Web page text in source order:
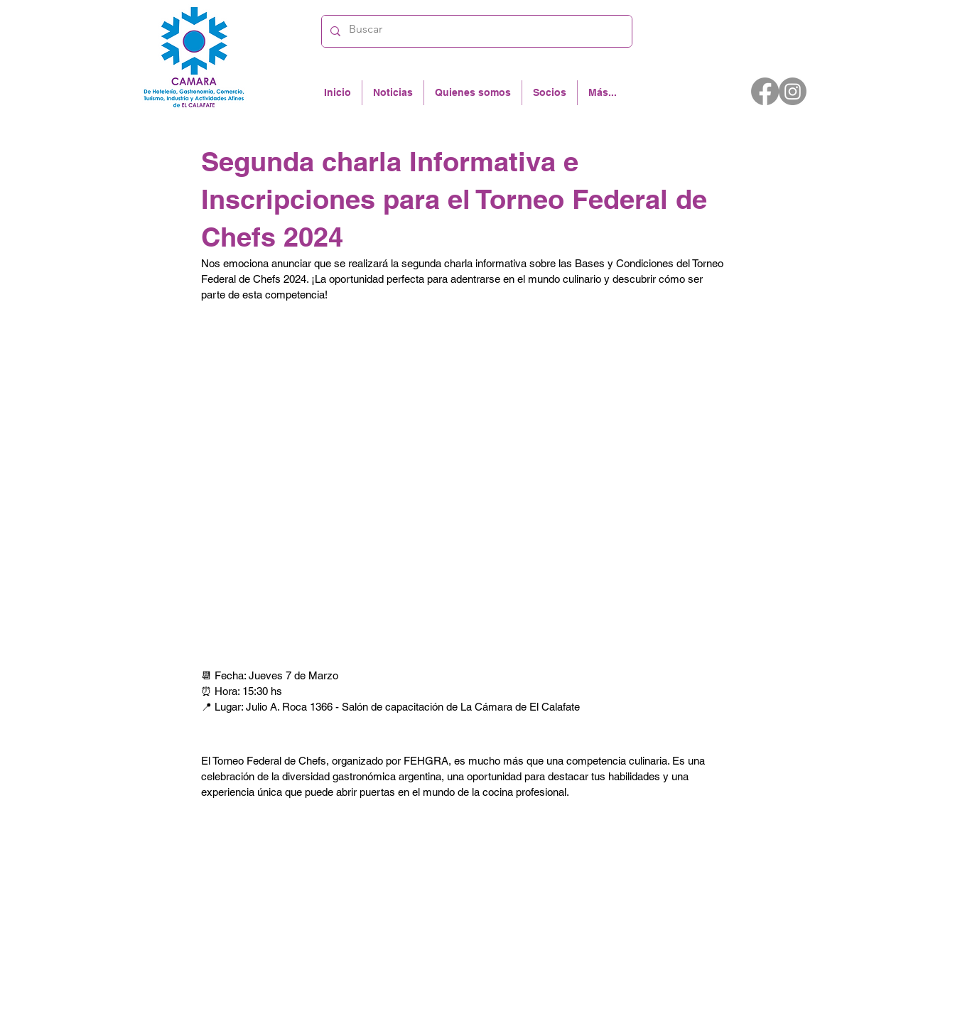
Inicio Noticias Quienes somos Socios Más...
Segunda charla Informativa e
Inscripciones para el Torneo Federal de
Chefs 2024
Nos emociona anunciar que se realizará la segunda charla informativa sobre las Bases y Condiciones del Torneo
Federal de Chefs 2024. ¡La oportunidad perfecta para adentrarse en el mundo culinario y descubrir cómo ser
parte de esta competencia!
📆 Fecha: Jueves 7 de Marzo
⏰ Hora: 15:30 hs
📍 Lugar: Julio A. Roca 1366 - Salón de capacitación de La Cámara de El Calafate
El Torneo Federal de Chefs, organizado por FEHGRA, es mucho más que una competencia culinaria. Es una
celebración de la diversidad gastronómica argentina, una oportunidad para destacar tus habilidades y una
experiencia única que puede abrir puertas en el mundo de la cocina profesional.